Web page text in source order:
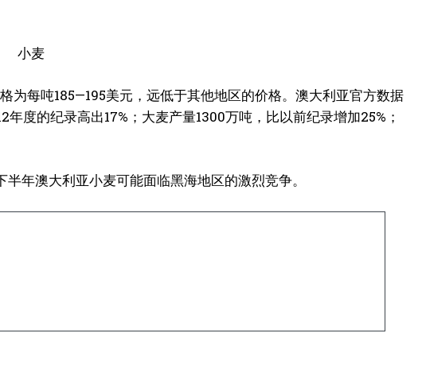
为每吨185—195美元，远低于其他地区的价格。澳大利亚官方数据
年度的纪录高出17% ；大麦产量1300万吨，比以前纪录增加25% ；
年澳大利亚小麦可能面临黑海地区的激烈竞争。